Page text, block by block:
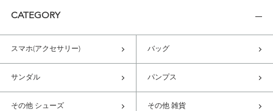
CATEGORY
スマホ(アクセサリー) バッグ
サンダル パンプス
その他 シューズ その他 雑貨